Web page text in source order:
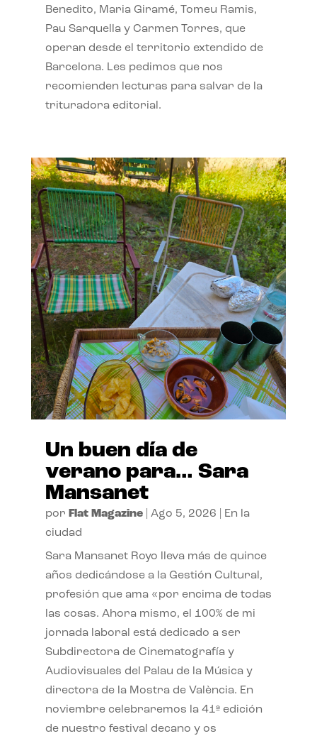
Benedito, Maria Giramé, Tomeu Ramis,
Pau Sarquella y Carmen Torres, que
operan desde el territorio extendido de
Barcelona. Les pedimos que nos
recomienden lecturas para salvar de la
trituradora editorial.
Un buen día de
verano para… Sara
Mansanet
por Flat Magazine| Ago 5, 2026
En la
ciudad
Sara Mansanet Royo lleva más de quince
años dedicándose a la Gestión Cultural,
profesión que ama «por encima de todas
las cosas. Ahora mismo, el 100% de mi
jornada laboral está dedicado a ser
Subdirectora de Cinematografía y
Audiovisuales del Palau de la Música y
directora de la Mostra de València. En
noviembre celebraremos la 41ª edición
de nuestro festival decano y os